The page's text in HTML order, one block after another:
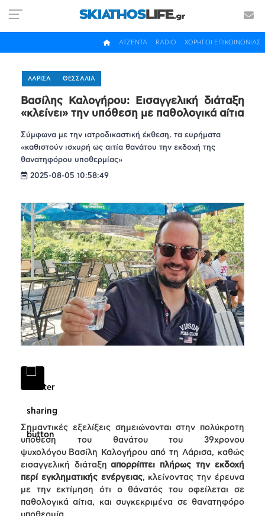
ΧΟΡΗΓΟΙ ΕΠΙΚΟΙΝΩΝΙΑΣ
RADIO
ΑΤΖΕΝΤΑ
ΛΑΡΙΣΑ ΘΕΣΣΑΛΙΑ
Βασίλης Καλογήρου: Εισαγγελική διάταξη
«κλείνει» την υπόθεση με παθολογικά αίτια
Σύμφωνα με την ιατροδικαστική έκθεση, τα ευρήματα
«καθιστούν ισχυρή ως αιτία θανάτου την εκδοχή της
θανατηφόρου υποθερμίας»
2025-08-05 10:58:49
Σημαντικές εξελίξεις σημειώνονται στην πολύκροτη
υπόθεση του θανάτου του 39χρονου
ψυχολόγου Βασίλη Καλογήρου από τη Λάρισα, καθώς
εισαγγελική διάταξη απορρίπτει πλήρως την εκδοχή
περί εγκληματικής ενέργειας, κλείνοντας την έρευνα
με την εκτίμηση ότι ο θάνατός του οφείλεται σε
παθολογικά αίτια, και συγκεκριμένα σε θανατηφόρο